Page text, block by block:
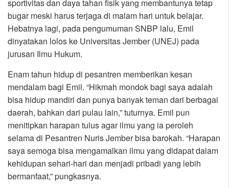
sportivitas dan daya tahan fisik yang membantunya tetap
bugar meski harus terjaga di malam hari untuk belajar.
Hebatnya lagi, pada pengumuman SNBP lalu, Emil
dinyatakan lolos ke Universitas Jember (UNEJ) pada
jurusan Ilmu Hukum.
Enam tahun hidup di pesantren memberikan kesan
mendalam bagi Emil. “Hikmah mondok bagi saya adalah
bisa hidup mandiri dan punya banyak teman dari berbagai
daerah, bahkan dari pulau lain,” tuturnya. Emil pun
menitipkan harapan tulus agar ilmu yang ia peroleh
selama di Pesantren Nuris Jember bisa barokah. “Harapan
saya semoga bisa mengamalkan ilmu yang didapat dalam
kehidupan sehari-hari dan menjadi pribadi yang lebih
bermanfaat,” pungkasnya.